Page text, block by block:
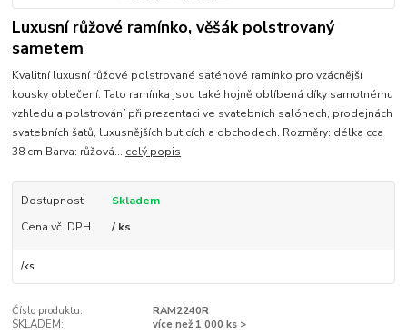
Luxusní růžové ramínko, věšák polstrovaný
sametem
Kvalitní luxusní růžové polstrované saténové ramínko pro vzácnější
kousky oblečení. Tato ramínka jsou také hojně oblíbená díky samotnému
vzhledu a polstrování při prezentaci ve svatebních salónech, prodejnách
svatebních šatů, luxusnějších buticích a obchodech. Rozměry: délka cca
38 cm Barva: růžová... celý popis
Dostupnost
Skladem
Cena vč. DPH
/ ks
/ks
Číslo produktu:
RAM2240R
SKLADEM:
více než 1 000 ks >